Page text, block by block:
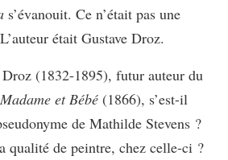
s’évanouit. Ce n’était pas une
était Gustave Droz.
(1832-1895), futur auteur du
et Bébé (1866), s’est-il
de Mathilde Stevens ?
qualité de peintre, chez celle-ci ?